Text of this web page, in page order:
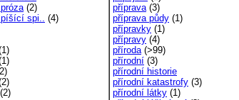
(2)
spi.. (4)
(2)
příprava(3)
příprava půdy (1)
přípravky (1)
přípravy (4)
příroda(>99)
přírodní (3)
přírodní historie
přírodní katastrofy (3)
přírodní látky (1)